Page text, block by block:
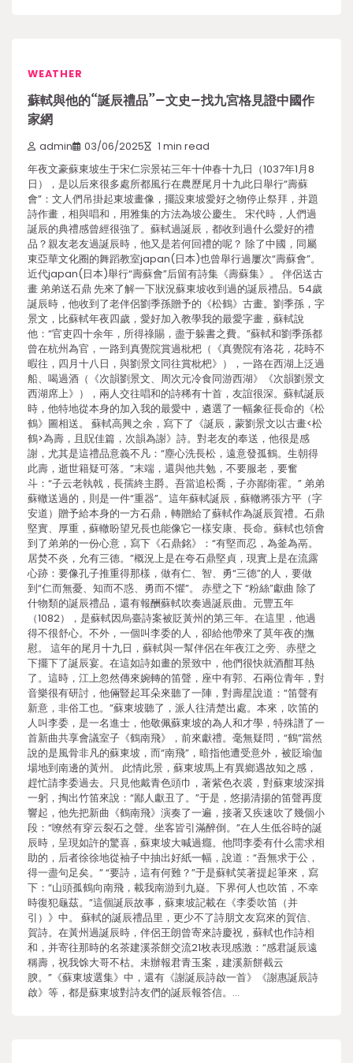
WEATHER
蘇軾與他的“誕辰禮品”–文史–找九宮格見證中國作
家網
admin 03/06/2025 1 min read
年夜文豪蘇東坡生于宋仁宗景祐三年十仲春十九日（1037年1月8
日），是以后來很多處所都風行在農歷尾月十九此日舉行“壽蘇
會”：文人們吊掛起東坡畫像，擺設東坡愛好之物停止祭拜，并題
詩作畫，相與唱和，用雅集的方法為坡公慶生。 宋代時，人們過
誕辰的典禮感曾經很強了。蘇軾過誕辰，都收到過什么愛好的禮
品？親友老友過誕辰時，他又是若何回禮的呢？ 除了中國，同屬
東亞華文化圈的舞蹈教室japan(日本)也曾舉行過屢次“壽蘇會”。
近代japan(日本)舉行“壽蘇會”后留有詩集《壽蘇集》。 伴侶送古
畫 弟弟送石鼎 先來了解一下狀況蘇東坡收到過的誕辰禮品。54歲
誕辰時，他收到了老伴侶劉季孫贈予的《松鶴》古畫。劉季孫，字
景文，比蘇軾年夜四歲，愛好加入教學我的最愛字畫，蘇軾說
他：“官吏四十余年，所得祿賜，盡于躲書之費。”蘇軾和劉季孫都
曾在杭州為官，一路到真覺院賞過枇杷（《真覺院有洛花，花時不
暇往，四月十八日，與劉景文同往賞枇杷》），一路在西湖上泛過
船、喝過酒（《次韻劉景文、周次元冷食同游西湖》《次韻劉景文
西湖席上》），兩人交往唱和的詩稀有十首，友誼很深。蘇軾誕辰
時，他特地從本身的加入我的最愛中，遴選了一幅象征長命的《松
鶴》圖相送。 蘇軾高興之余，寫下了《誕辰，蒙劉景文以古畫<松
鶴>為壽，且貺佳篇，次韻為謝》詩。對老友的奉送，他很是感
謝，尤其是這禮品意義不凡：“塵心洗長松，遠意發孤鶴。生朝得
此壽，逝世籍疑可落。”末端，還與他共勉，不要服老，要奮
斗：“子云老執戟，長孺終主爵。吾當追松喬，子亦鄙衛霍。” 弟弟
蘇轍送過的，則是一件“重器”。這年蘇軾誕辰，蘇轍將張方平（字
安道）贈予給本身的一方石鼎，轉贈給了蘇軾作為誕辰賀禮。石鼎
堅實、厚重，蘇轍盼望兄長也能像它一樣安康、長命。蘇軾也領會
到了弟弟的一份心意，寫下《石鼎銘》：“有堅而忍，為釜為鬲。
居焚不炎，允有三德。”概況上是在夸石鼎堅貞，現實上是在流露
心跡：要像孔子推重得那樣，做有仁、智、勇“三德”的人，要做
到“仁而無憂、知而不惑、勇而不懼”。 赤壁之下 “粉絲”獻曲 除了
什物類的誕辰禮品，還有報酬蘇軾吹奏過誕辰曲。元豐五年
（1082），是蘇軾因烏臺詩案被貶黃州的第三年。在這里，他過
得不很舒心。不外，一個叫李委的人，卻給他帶來了莫年夜的撫
慰。 這年的尾月十九日，蘇軾與一幫伴侶在年夜江之旁、赤壁之
下擺下了誕辰宴。在這如詩如畫的景致中，他們很快就酒酣耳熱
了。這時，江上忽然傳來婉轉的笛聲，座中有郭、石兩位青年，對
音樂很有研討，他倆豎起耳朵來聽了一陣，對壽星說道：“笛聲有
新意，非俗工也。”蘇東坡聽了，派人往清楚出處。本來，吹笛的
人叫李委，是一名進士，他敬佩蘇東坡的為人和才學，特殊譜了一
首新曲共享會議室子《鶴南飛》，前來獻禮。毫無疑問，“鶴”當然
說的是風骨非凡的蘇東坡，而“南飛”，暗指他遭受意外，被貶瑜伽
場地到南邊的黃州。 此情此景，蘇東坡馬上有異鄉遇故知之感，
趕忙請李委過去。只見他戴青色頭巾，著紫色衣裘，對蘇東坡深揖
一躬，掏出竹笛來說：“鄙人獻丑了。”于是，悠揚清揚的笛聲再度
響起，他先把新曲《鶴南飛》演奏了一遍，接著又疾速吹了幾個小
段：“嘹然有穿云裂石之聲。坐客皆引滿醉倒。”在人生低谷時的誕
辰時，呈現如許的驚喜，蘇東坡大喊過癮。他問李委有什么需求相
助的，后者徐徐地從袖子中抽出好紙一幅，說道：“吾無求于公，
得一盡句足矣。” “要詩，這有何難？”于是蘇軾笑著提起筆來，寫
下：“山頭孤鶴向南飛，載我南游到九嶷。下界何人也吹笛，不幸
時復犯龜茲。”這個誕辰故事，蘇東坡記載在《李委吹笛（并
引）》中。 蘇軾的誕辰禮品里，更少不了詩朋文友寫來的賀信、
賀詩。在黃州過誕辰時，伴侶王朗曾寄來詩慶祝，蘇軾也作詩相
和，并寄往那時的名茶建溪茶餅交流21枚表現感激：“感君誕辰遠
稱壽，祝我馀大哥不枯。未辦報君青玉案，建溪新餅截云
腴。”《蘇東坡選集》中，還有《謝誕辰詩啟一首》《謝惠誕辰詩
啟》等，都是蘇東坡對詩友們的誕辰報答信。…